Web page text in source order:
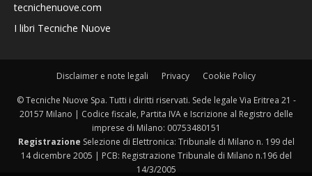
tecnichenuove.com
I libri Tecniche Nuove
Disclaimer e note legali Privacy Cookie Policy
© Tecniche Nuove Spa. Tutti i diritti riservati. Sede legale Via Eritrea 21 -
20157 Milano | Codice fiscale, Partita IVA e Iscrizione al Registro delle
imprese di Milano: 00753480151
Registrazione Selezione di Elettronica: Tribunale di Milano n. 199 del
14 dicembre 2005 | PCB: Registrazione Tribunale di Milano n.196 del
14/3/2005